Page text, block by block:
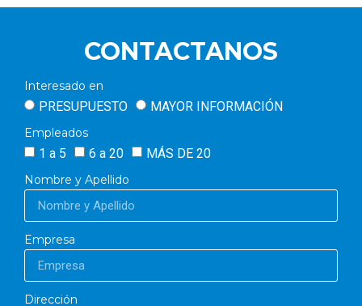
CONTACTANOS
Interesado en
PRESUPUESTO MAYOR INFORMACIÓN
Empleados
1 a 5 6 a 20 MÁS DE 20
Nombre y Apellido
Empresa
Dirección